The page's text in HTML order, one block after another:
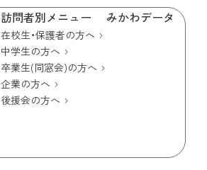
訪問者別メニュー
在校生・保護者の方へ
中学生の方へ
卒業生(同窓会)の方へ
企業の方へ
後援会の方へ
みかわデータ